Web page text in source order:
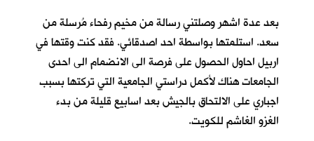
بعد عدة اشهر وصلتني رسالة من مخيم رفحاء مُرسلة من
سعد. استلمتها بواسطة احد اصدقائي. فقد كنت وقتها في
اربيل احاول الحصول على فرصة الى الانضمام الى احدى
الجامعات هناك لأكمل دراستي الجامعية التي تركتها بسبب
اجباري على الالتحاق بالجيش بعد اسابيع قليلة من بدء
الغزو الغاشم للكويت.